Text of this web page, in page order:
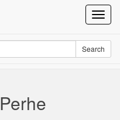
Search